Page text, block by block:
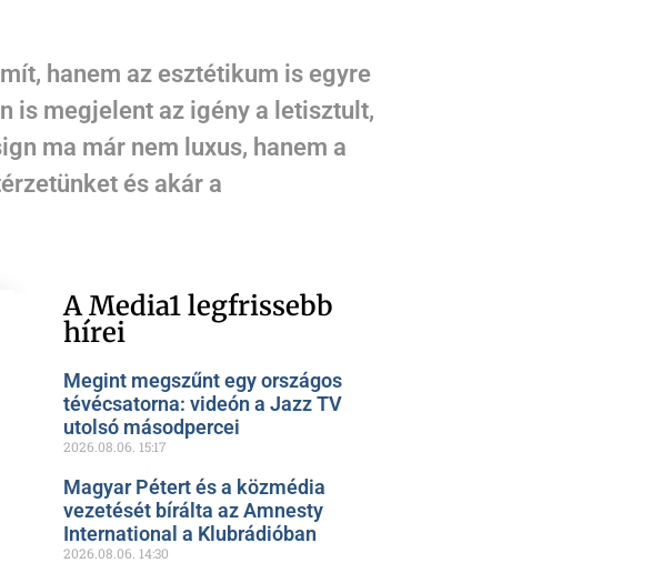
hanem az esztétikum is egyre
is megjelent az igény a letisztult,
ma már nem luxus, hanem a
és akár a
A Media1 legfrissebb
hírei
Megint megszűnt egy országos
tévécsatorna: videón a Jazz TV
utolsó másodpercei
2026.08.06. 15:17
Magyar Pétert és a közmédia
vezetését bírálta az Amnesty
International a Klubrádióban
2026.08.06. 14:30